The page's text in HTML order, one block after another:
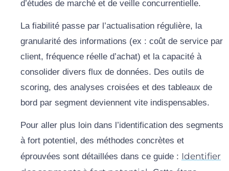
d’études de marché et de veille concurrentielle.
La fiabilité passe par l’actualisation régulière, la
granularité des informations (ex : coût de service par
client, fréquence réelle d’achat) et la capacité à
consolider divers flux de données. Des outils de
scoring, des analyses croisées et des tableaux de
bord par segment deviennent vite indispensables.
Pour aller plus loin dans l’identification des segments
à fort potentiel, des méthodes concrètes et
éprouvées sont détaillées dans ce guide : Identifier